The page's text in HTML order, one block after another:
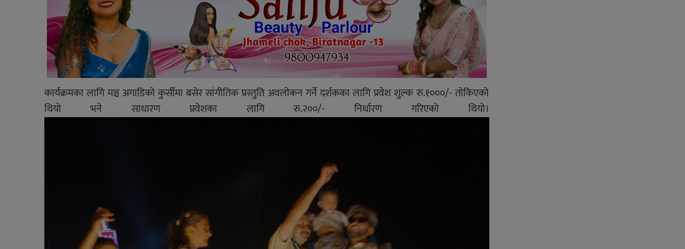
कार्यक्रमका लागि मञ्च अगाडिको कुर्सीमा बसेर सांगीतिक प्रस्तुति अवलोकन गर्ने दर्शकका लागि प्रवेश शुल्क रु.१०००/- तोकिएको
थियो भने साधारण प्रवेशका लागि रु.२००/- निर्धारण गरिएको थियो।